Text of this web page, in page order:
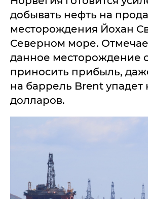
добывать нефть на
месторождения Йохан
Северном море.
данное месторождение
приносить прибыль,
на баррель Brent упадет
долларов.